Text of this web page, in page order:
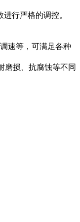
行严格的调控。
速等，可满足各种
磨损、抗腐蚀等不同